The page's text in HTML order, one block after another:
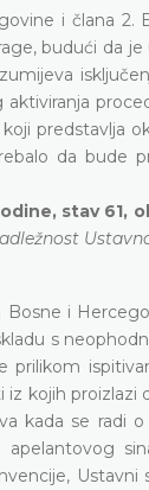
i člana 2.
budući da
predstavlja
da bude
stav 61,
i
s
kojih proizlazi
kada se radi
Ustavni